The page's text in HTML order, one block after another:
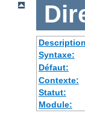
Syntaxe:
Défaut:
Contexte:
Statut:
Module: